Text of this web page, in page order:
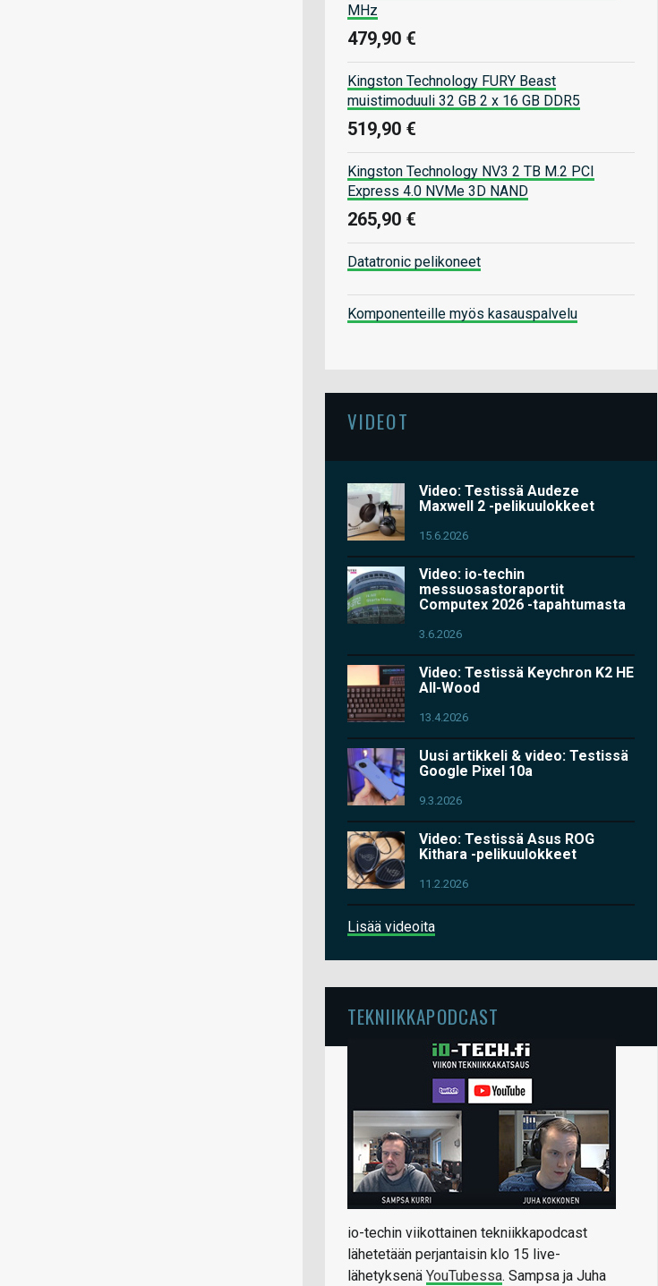
MHz
479,90 €
Kingston Technology FURY Beast
muistimoduuli 32 GB 2 x 16 GB DDR5
519,90 €
Kingston Technology NV3 2 TB M.2 PCI
Express 4.0 NVMe 3D NAND
265,90 €
Datatronic pelikoneet
Komponenteille myös kasauspalvelu
VIDEOT
Video: Testissä Audeze
Maxwell 2 -pelikuulokkeet
15.6.2026
Video: io-techin
messuosastoraportit
Computex 2026 -tapahtumasta
3.6.2026
Video: Testissä Keychron K2 HE
All-Wood
13.4.2026
Uusi artikkeli & video: Testissä
Google Pixel 10a
9.3.2026
Video: Testissä Asus ROG
Kithara -pelikuulokkeet
11.2.2026
Lisää videoita
TEKNIIKKAPODCAST
io-techin viikottainen tekniikkapodcast
lähetetään perjantaisin klo 15 live-
lähetyksenä YouTubessa. Sampsa ja Juha